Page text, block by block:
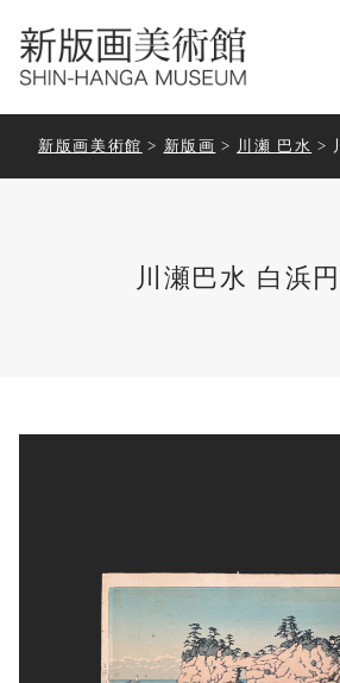
新版画美術館 > 新版画 > 川瀬 巴水 >
川瀬巴水 白浜